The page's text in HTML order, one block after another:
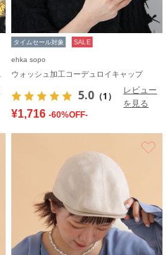
タイムセール対象 SALE
ehka sopo
ウォッシュ加工コーデュロイキャップ
5.0 （1）
レビュー
を見る
¥1,716 -60%OFF-